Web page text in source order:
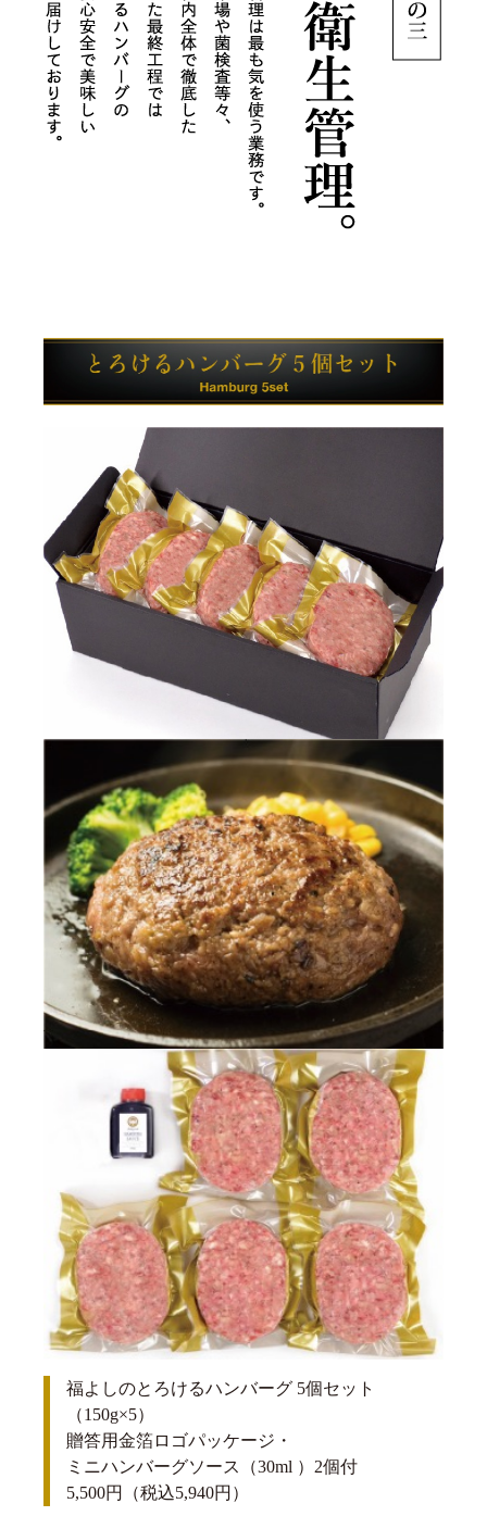
福よしのとろけるハンバーグ 5個セット
（150g×5）
贈答用金箔ロゴパッケージ・
ミニハンバーグソース（30ml ）2個付
5,500円（税込5,940円）